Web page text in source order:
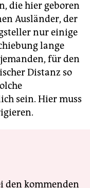
die hier geboren
Ausländer, der
nur einige
lange
für den
Distanz so
sein. Hier muss
den kommenden